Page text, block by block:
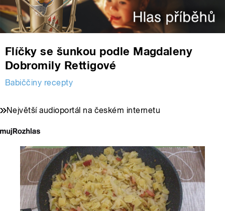
Flíčky se šunkou podle Magdaleny
Dobromily Rettigové
Babiččiny recepty
Největší audioportál na českém internetu